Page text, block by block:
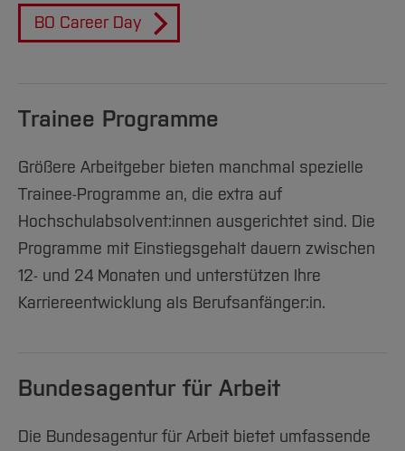
BO Career Day
Trainee Programme
Größere Arbeitgeber bieten manchmal spezielle
Trainee-Programme an, die extra auf
Hochschulabsolvent:innen ausgerichtet sind. Die
Programme mit Einstiegsgehalt dauern zwischen
12- und 24 Monaten und unterstützen Ihre
Karriereentwicklung als Berufsanfänger:in.
Bundesagentur für Arbeit
Die Bundesagentur für Arbeit bietet umfassende